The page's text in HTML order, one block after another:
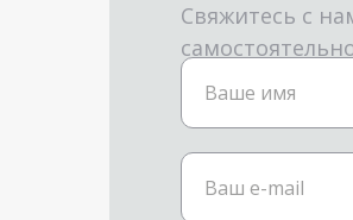
Ваше имя
Ваш e-mail
Свяжитесь с